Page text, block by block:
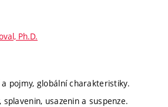
Ph.D.
pojmy, globální charakteristiky.
splavenin, usazenin a suspenze.